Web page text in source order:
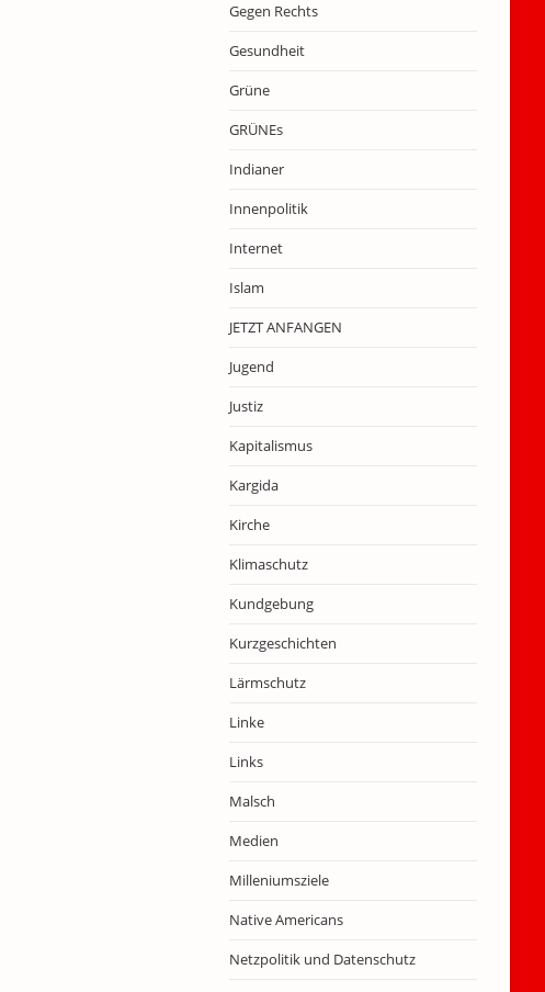
Gegen Rechts
Gesundheit
Grüne
GRÜNEs
Indianer
Innenpolitik
Internet
Islam
JETZT ANFANGEN
Jugend
Justiz
Kapitalismus
Kargida
Kirche
Klimaschutz
Kundgebung
Kurzgeschichten
Lärmschutz
Linke
Links
Malsch
Medien
Milleniumsziele
Native Americans
Netzpolitik und Datenschutz